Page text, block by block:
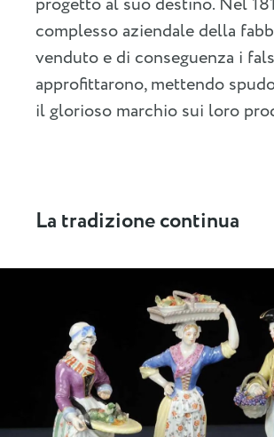
complesso aziendale della
venduto e di conseguenza i
approfittarono, mettendo
il glorioso marchio sui loro
La tradizione continua